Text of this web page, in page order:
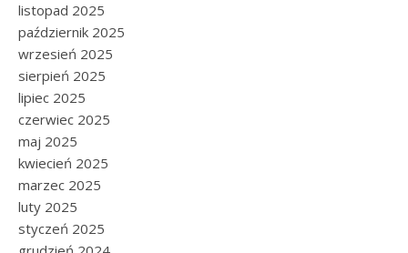
listopad 2025
październik 2025
wrzesień 2025
sierpień 2025
lipiec 2025
czerwiec 2025
maj 2025
kwiecień 2025
marzec 2025
luty 2025
styczeń 2025